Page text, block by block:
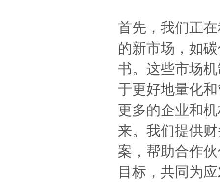
首先，我们正
的新市场，如
书。这些市场
于更好地量化
更多的企业和
来。我们提供
案，帮助合作
目标，共同为